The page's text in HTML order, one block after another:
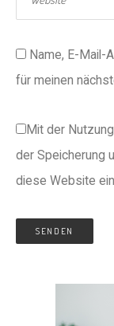
Name, E-Mail-
für meinen
Mit der
der Speicherung
diese Website